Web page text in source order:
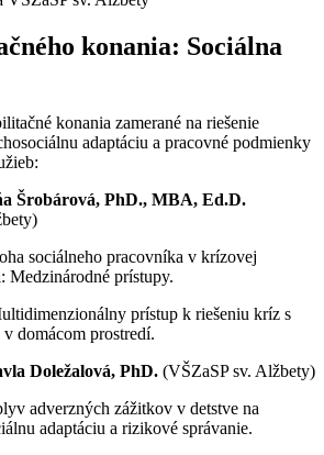
konania: Sociálna
konania zamerané na riešenie
adaptáciu a pracovné podmienky
Šrobárová, PhD., MBA, Ed.D.
sociálneho pracovníka v krízovej
Medzinárodné prístupy.
prístup k riešeniu kríz s
domácom prostredí.
Doležalová, PhD. (VŠZaSP sv. Alžbety)
adverzných zážitkov v detstve na
adaptáciu a rizikové správanie.